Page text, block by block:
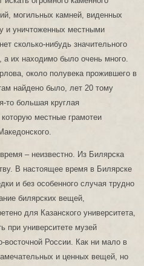
могильных камней, виденных
и уничтоженных местными
сколько-нибудь значительного
а их находимо было очень много.
около полувека прожившего в
найдено было, лет 20 тому
то большая круглая
местные грамотеи
– неизвестно. Из Билярска
В настоящее время в Билярске
и без особенного случая трудно
билярских вещей,
для Казанского университета,
при университете музей
восточной России. Как ни мало в
и ценных вещей, но